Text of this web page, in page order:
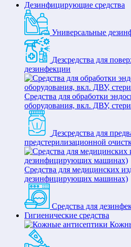
Дезинфицирующие средства
Универсальные
Дезсредства для
дезинфекции
Средства для обработки
оборудования, вкл. ДВУ,
Дезсредства для
предстерилизационной
Средства для медицинских
дезинфицирующих машинах)
Средства для
Гигиенические средства